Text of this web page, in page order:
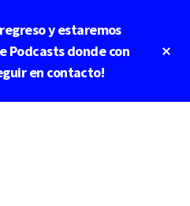
y estaremos
Podcasts donde con
en contacto!